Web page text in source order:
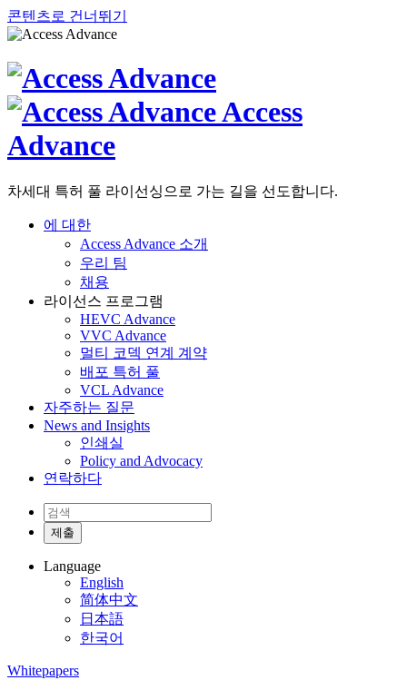
콘텐츠로 건너뛰기
Access
Advance
차세대 특허 풀 라이선싱으로 가는 길을 선도합니다.
에 대한
Access Advance 소개
우리 팀
채용
라이선스 프로그램
HEVC Advance
VVC Advance
멀티 코덱 연계 계약
배포 특허 풀
VCL Advance
자주하는 질문
News and Insights
인쇄실
Policy and Advocacy
연락하다
Language
English
简体中文
日本語
한국어
Whitepapers